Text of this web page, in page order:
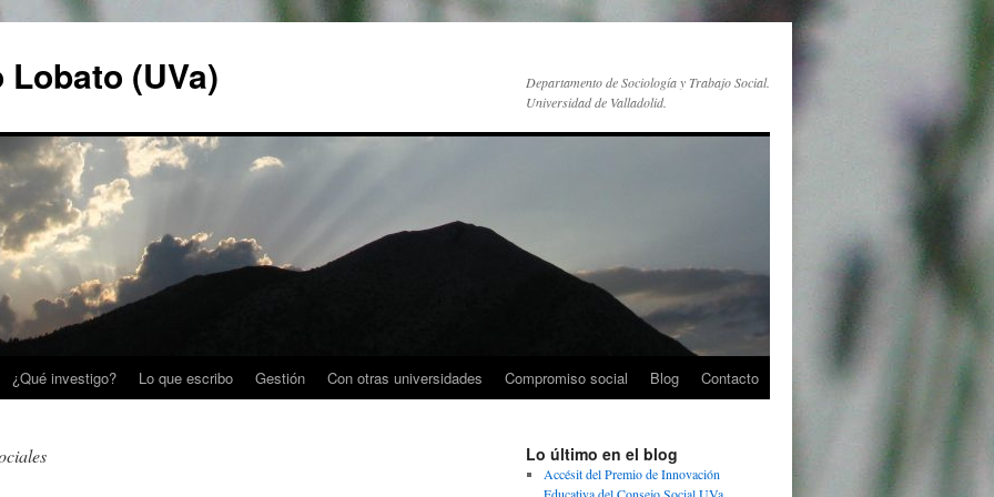
(UVa)
Departamento de Sociología y Trabajo Social.
Universidad de Valladolid.
¿Qué investigo? Lo que escribo Gestión Con otras universidades Compromiso social Blog Contacto
Lo último en el blog
Accésit del Premio de Innovación